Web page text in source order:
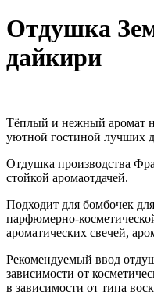
Отдушка
дайкири
Тёплый и нежный аромат
уютной гостиной лучших
Отдушка производства
стойкой аромаотдачей.
Подходит для бомбочек
парфюмерно-
ароматических свечей,
Рекомендуемый ввод
зависимости от
в зависимости от типа